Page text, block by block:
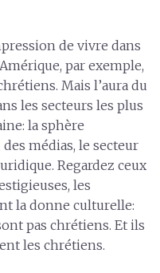
de vivre dans
par exemple,
Mais l’aura du
les secteurs les plus
la sphère
médias, le secteur
Regardez ceux
les
la donne culturelle:
pas chrétiens. Et ils
les chrétiens.